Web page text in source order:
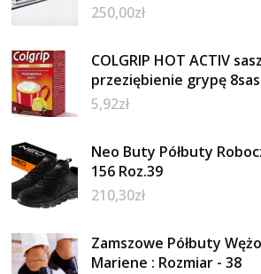
250,00zł
COLGRIP HOT ACTIV
przeziębienie grypę
5,92zł
Neo Buty Półbuty
156 Roz.39
210,30zł
Zamszowe Półbuty
Mariene : Rozmiar - 38